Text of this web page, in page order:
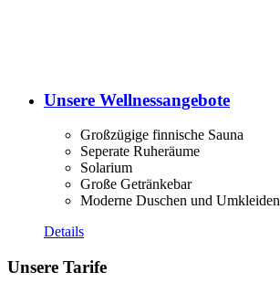
Unsere Wellnessangebote
Großzügige finnische Sauna
Seperate Ruheräume
Solarium
Große Getränkebar
Moderne Duschen und Umkleiden
Details
Unsere Tarife